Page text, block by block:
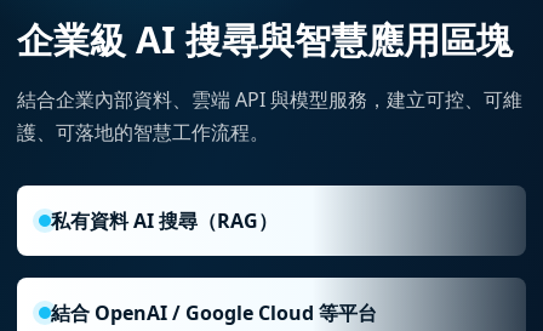
企業級 AI 搜尋與智慧應用區塊
結合企業內部資料、雲端 API 與模型服務，建立可控、可維
護、可落地的智慧工作流程。
私有資料 AI 搜尋（RAG）
結合 OpenAI / Google Cloud 等平台